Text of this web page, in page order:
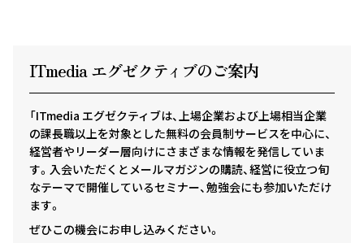
ITmedia エグゼクティ ブのご案内
「ITmedia エグゼクティブは、上場企業および上場相当企業
の課長職以上を対象とした無料の会員制サービスを中心に、
経営者やリーダー層向けにさまざまな情報を発信していま
す。入会いただくとメールマガジンの購読、経営に役立つ旬
なテーマで開催しているセミナー、勉強会にも参加いただけ
ます。
ぜひこの機会にお申し込みください。